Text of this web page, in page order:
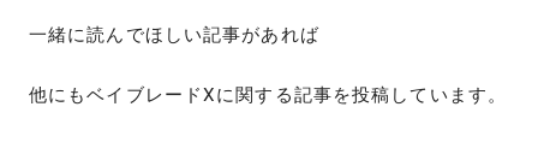
一緒に読んでほしい記事があれば
他にもベイブレードXに関する記事を投稿しています。